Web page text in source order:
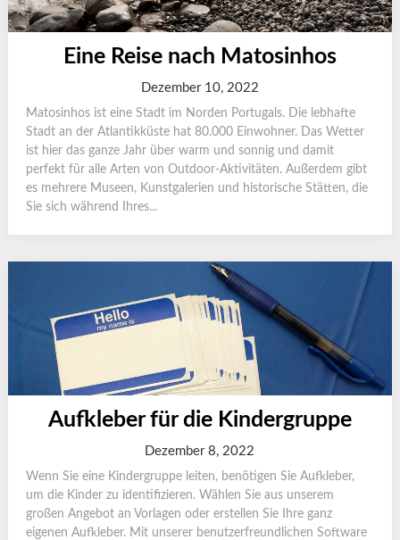
Eine Reise nach Matosinhos
Dezember 10, 2022
Matosinhos ist eine Stadt im Norden Portugals. Die lebhafte
Stadt an der Atlantikküste hat 80.000 Einwohner. Das Wetter
ist hier das ganze Jahr über warm und sonnig und damit
perfekt für alle Arten von Outdoor-Aktivitäten. Außerdem gibt
es mehrere Museen, Kunstgalerien und historische Stätten, die
Sie sich während Ihres...
Aufkleber für die Kindergruppe
Dezember 8, 2022
Wenn Sie eine Kindergruppe leiten, benötigen Sie Aufkleber,
um die Kinder zu identifizieren. Wählen Sie aus unserem
großen Angebot an Vorlagen oder erstellen Sie Ihre ganz
eigenen Aufkleber. Mit unserer benutzerfreundlichen Software